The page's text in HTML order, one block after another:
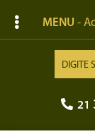
MENU -
21